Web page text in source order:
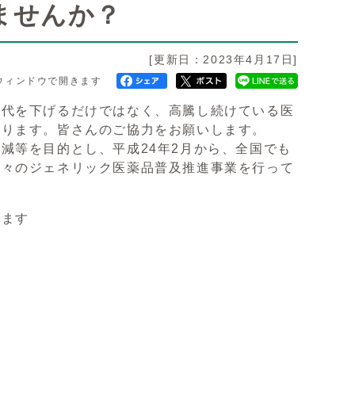
せんか？
[更新日：2023年4月17日]
ィンドウで開きます
を下げるだけではなく、高騰し続けている医
ます。皆さんのご協力をお願いします。
等を目的とし、平成24年2月から、全国でも
のジェネリック医薬品普及推進事業を行って
す